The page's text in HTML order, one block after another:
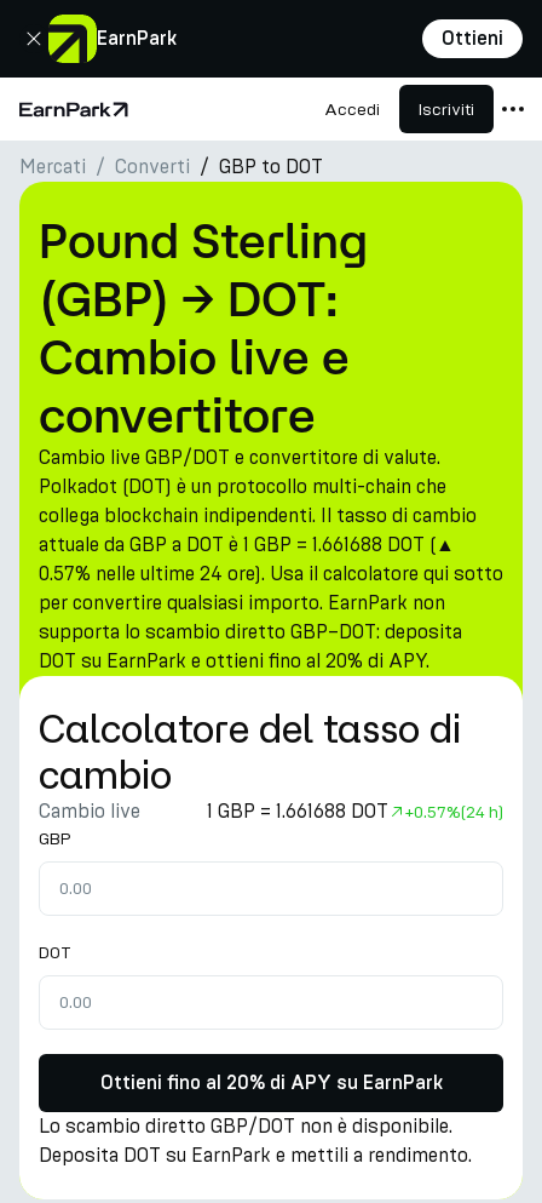
EarnPark Ottieni
Chiudi
Pagina principale Accedi Iscriviti
Prodotti
Mercati
Calcolatori
PARK Token
Risorse
Azienda
Mercati Converti GBP to DOT
Pound Sterling
(GBP) → DOT:
Cambio live e
convertitore
Cambio live GBP/DOT e convertitore di valute.
Polkadot (DOT) è un protocollo multi-chain che
collega blockchain indipendenti. Il tasso di cambio
attuale da GBP a DOT è 1 GBP = 1.661688 DOT (▲
0.57% nelle ultime 24 ore). Usa il calcolatore qui sotto
per convertire qualsiasi importo. EarnPark non
supporta lo scambio diretto GBP–DOT: deposita
DOT su EarnPark e ottieni fino al 20% di APY.
Calcolatore del tasso di
cambio
Cambio live 1 GBP = 1.661688 DOT +0.57%(24 h)
GBP
DOT
Ottieni fino al 20% di APY su EarnPark
Lo scambio diretto GBP/DOT non è disponibile.
Deposita DOT su EarnPark e mettili a rendimento.